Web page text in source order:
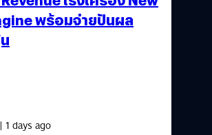
พร้อมจ่ายปันผล
| 1 days ago